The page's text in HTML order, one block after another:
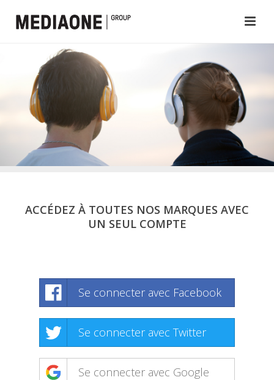
ACCÉDEZ À TOUTES NOS MARQUES AVEC
UN SEUL COMPTE
Se connecter avec Facebook
Se connecter avec Twitter
Se connecter avec Google